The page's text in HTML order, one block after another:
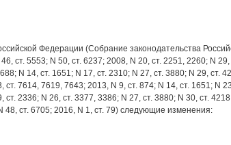
Федерации (Собрание законодательства
ст. 5553; N 50, ст. 6237; 2008, N 20, ст. 2251, 2260; N
N 14, ст. 1651; N 17, ст. 2310; N 27, ст. 3880; N 29,
ст. 7614, 7619, 7643; 2013, N 9, ст. 874; N 14, ст. 1651; N
ст. 2336; N 26, ст. 3377, 3386; N 27, ст. 3880; N 30, ст.
48, ст. 6705; 2016, N 1, ст. 79) следующие изменения: